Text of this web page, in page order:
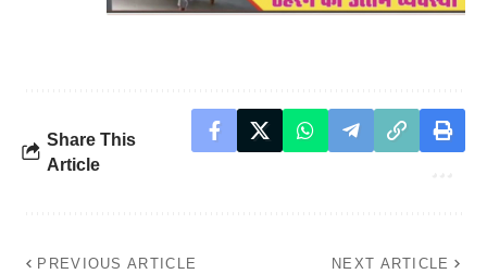
Share This
Article
PREVIOUS ARTICLE NEXT ARTICLE